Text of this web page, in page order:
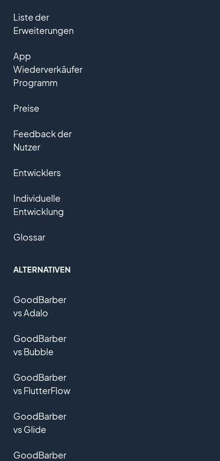
Liste der
Erweiterungen
App
Wiederverkäufer
Programm
Preise
Feedback der
Nutzer
Entwicklers
Individuelle
Entwicklung
Glossar
ALTERNATIVEN
GoodBarber
vs Adalo
GoodBarber
vs Bubble
GoodBarber
vs FlutterFlow
GoodBarber
vs Glide
GoodBarber